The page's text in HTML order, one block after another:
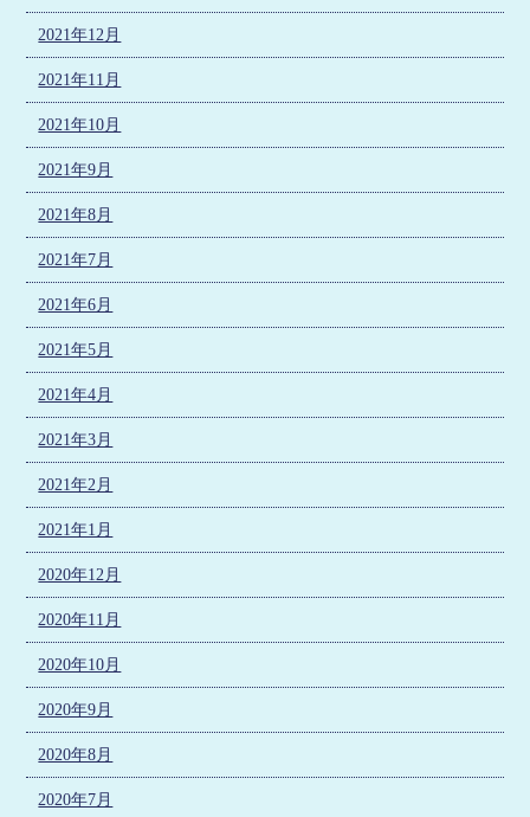
2021年12月
2021年11月
2021年10月
2021年9月
2021年8月
2021年7月
2021年6月
2021年5月
2021年4月
2021年3月
2021年2月
2021年1月
2020年12月
2020年11月
2020年10月
2020年9月
2020年8月
2020年7月